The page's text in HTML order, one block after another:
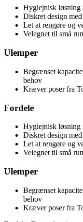
Hygiejnisk løsning
Diskret design
Let at rengøre og
Velegnet til små
Ulemper
Begrænset
behov
Kræver poser fra
Fordele
Hygiejnisk løsning
Diskret design
Let at rengøre og
Velegnet til små
Ulemper
Begrænset
behov
Kræver poser fra